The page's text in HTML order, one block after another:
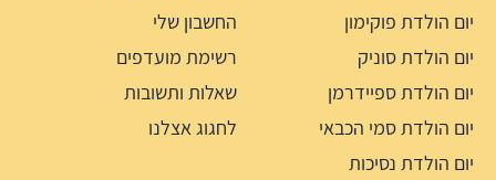
יום הולדת פוקימון
יום הולדת סוניק
יום הולדת ספיידרמן
יום הולדת סמי הכבאי
יום הולדת נסיכות
החשבון שלי
רשימת מועדפים
שאלות ותשובות
לחגוג אצלנו